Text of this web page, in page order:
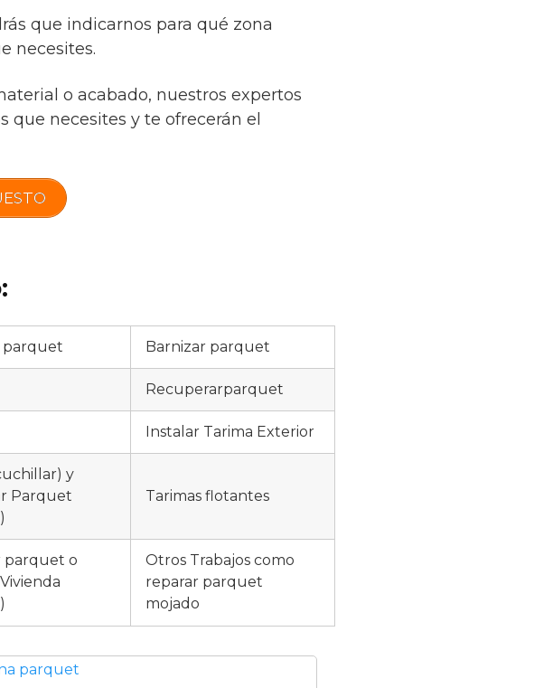
que indicarnos para qué zona
necesites.
o acabado, nuestros expertos
que necesites y te ofrecerán el
parquet Barnizar parquet
Recuperarparquet
Instalar Tarima Exterior
y
Parquet
Tarimas flotantes
parquet o
Otros Trabajos como
reparar parquet
mojado